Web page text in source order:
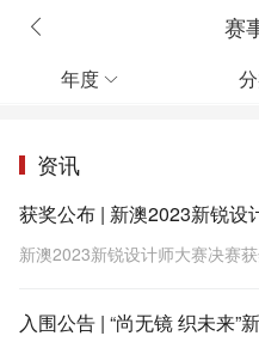
赛
年度 
资讯
获奖公布 | 新澳2023新锐设
新澳2023新锐设计师大赛决赛